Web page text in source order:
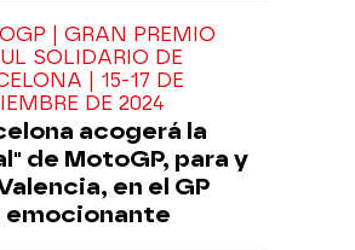
| GRAN PREMIO
SOLIDARIO DE
| 15-17 DE
DE 2024
acogerá la
de MotoGP, para y
en el GP
emocionante